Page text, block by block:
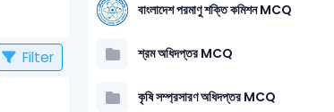
Filter
বাংলাদেশ পরমাণু শক্তি কমিশন MCQ
শ্রম অধিদপ্তর MCQ
কৃষি সম্প্রসারণ অধিদপ্তর MCQ